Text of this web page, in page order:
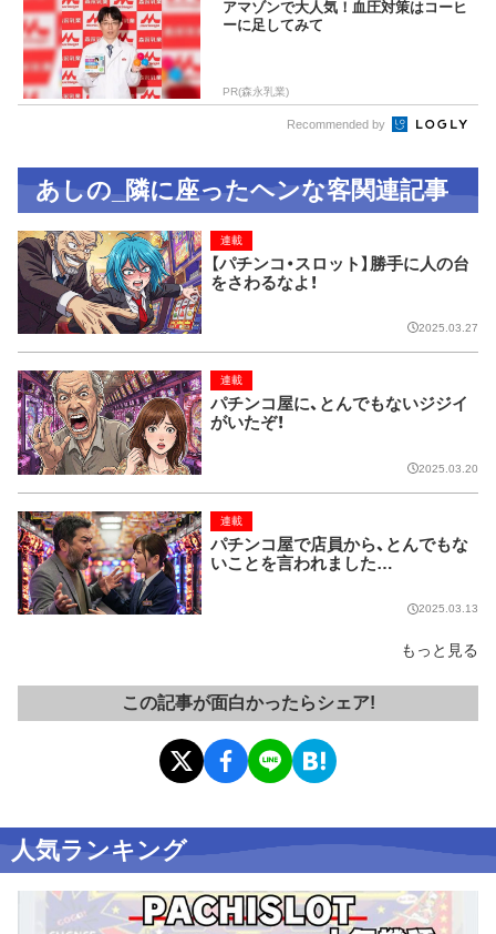
アマゾンで大人気！血圧対策はコーヒ
ーに足してみて
PR(森永乳業)
Recommended by
あしの_隣に座ったヘンな客関連記事
【パチンコ・スロット】勝手に人の台
をさわるなよ！
連載
2025.03.27
パチンコ屋に、とんでもないジジイ
がいたぞ！
連載
2025.03.20
パチンコ屋で店員から、とんでもな
いことを言われました…
連載
2025.03.13
もっと見る
この記事が面白かったらシェア!
人気ランキング